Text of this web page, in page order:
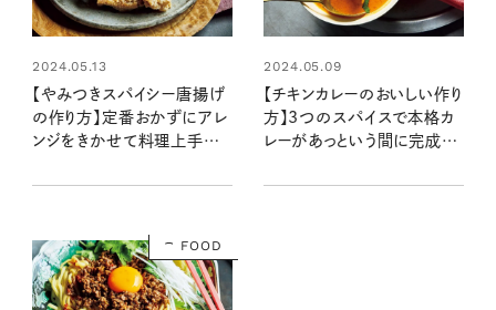
2024.05.13
【やみつきスパイシー唐揚げ
の作り方】定番おかずにアレ
ンジをきかせて料理上手な
コさん
2024.05.09
【チキンカレーのおいしい作り
方】3つのスパイスで本格カ
レーがあっという間に完成！：
FOOD